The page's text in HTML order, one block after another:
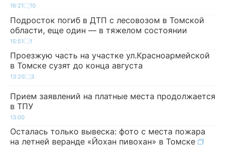
16:21 10
Подросток погиб в ДТП с лесовозом в Томской
области, еще один — в тяжелом состоянии
15:51 1
Проезжую часть на участке ул.Красноармейской
в Томске сузят до конца августа
13:20 3
Прием заявлений на платные места продолжается
в ТПУ
13:00
Осталась только вывеска: фото с места пожара
на летней веранде «Йохан пивохан» в Томске